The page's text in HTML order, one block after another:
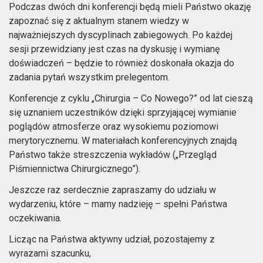
Podczas dwóch dni konferencji będą mieli Państwo okazję
zapoznać się z aktualnym stanem wiedzy w
najważniejszych dyscyplinach zabiegowych. Po każdej
sesji przewidziany jest czas na dyskusję i wymianę
doświadczeń – będzie to również doskonała okazja do
zadania pytań wszystkim prelegentom.
Konferencje z cyklu „Chirurgia – Co Nowego?” od lat cieszą
się uznaniem uczestników dzięki sprzyjającej wymianie
poglądów atmosferze oraz wysokiemu poziomowi
merytorycznemu. W materiałach konferencyjnych znajdą
Państwo także streszczenia wykładów („Przegląd
Piśmiennictwa Chirurgicznego”).
Jeszcze raz serdecznie zapraszamy do udziału w
wydarzeniu, które – mamy nadzieję – spełni Państwa
oczekiwania.
Licząc na Państwa aktywny udział, pozostajemy z
wyrazami szacunku,